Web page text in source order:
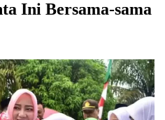
Ini Bersama-sama